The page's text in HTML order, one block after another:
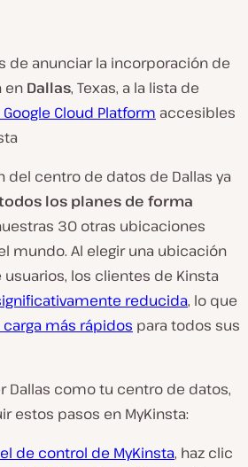
de anunciar la incorporación de
en Dallas, Texas, a la lista de
Cloud Platform accesibles
del centro de datos de Dallas ya
los planes de forma
30 otras ubicaciones
mundo. Al elegir una ubicación
los clientes de Kinsta
reducida, lo que
más rápidos para todos sus
Dallas como tu centro de datos,
estos pasos en MyKinsta:
de control de MyKinsta, haz clic